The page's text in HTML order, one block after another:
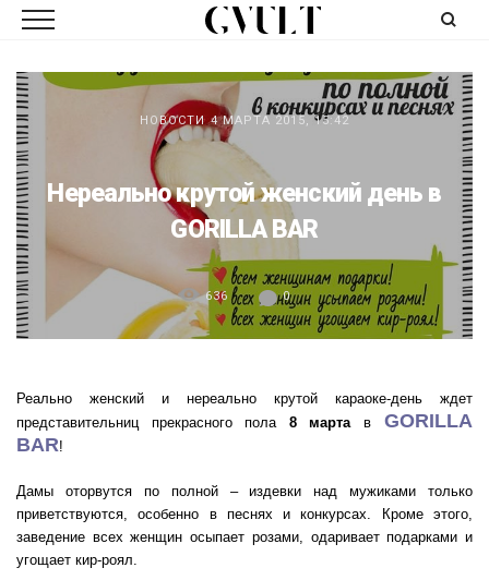
НОВОСТИ 4 МАРТА 2015, 15:42
Нереально крутой женский день в
GORILLA BAR
636 0
Реально женский и нереально крутой караоке-день ждет
представительниц прекрасного пола8 мартавGORILLA
BAR!
Дамы оторвутся по полной – издевки над мужиками только
приветствуются, особенно в песнях и конкурсах. Кроме этого,
заведение всех женщин осыпает розами, одаривает подарками и
угощает кир-роял.